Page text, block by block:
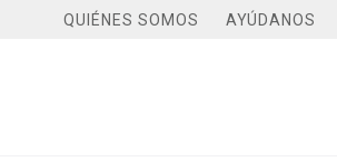
QUIÉNES SOMOS AYÚDANOS